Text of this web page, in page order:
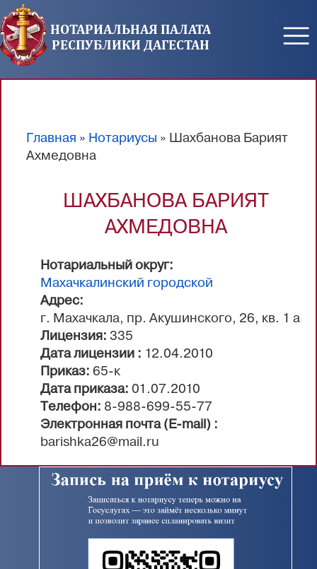
Перейти к основному содержанию
НОТАРИАЛЬНАЯ ПАЛАТА
РЕСПУБЛИКИ ДАГЕСТАН
Вы здесь
Главная » Нотариусы » Шахбанова Барият
Ахмедовна
ШАХБАНОВА БАРИЯТ
АХМЕДОВНА
Нотариальный округ:
Махачкалинский городской
Адрес:
г. Махачкала, пр. Акушинского, 26, кв. 1 а
Лицензия: 335
Дата лицензии : 12.04.2010
Приказ: 65-к
Дата приказа: 01.07.2010
Телефон: 8-988-699-55-77
Электронная почта (E-mail) :
barishka26@mail.ru